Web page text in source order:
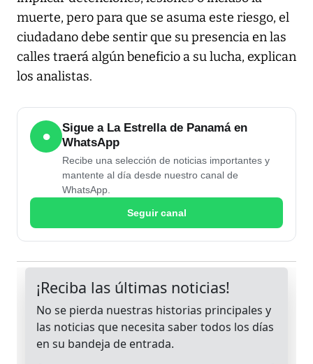
muerte, pero para que se asuma este riesgo, el
ciudadano debe sentir que su presencia en las
calles traerá algún beneficio a su lucha, explican
los analistas.
●
Sigue a La Estrella de Panamá en
WhatsApp
Recibe una selección de noticias importantes y
mantente al día desde nuestro canal de
WhatsApp.
Seguir canal